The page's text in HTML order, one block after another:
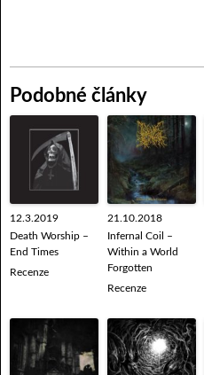
Podobné články
12.3.2019
Death Worship –
End Times
Recenze
21.10.2018
Infernal Coil –
Within a World
Forgotten
Recenze